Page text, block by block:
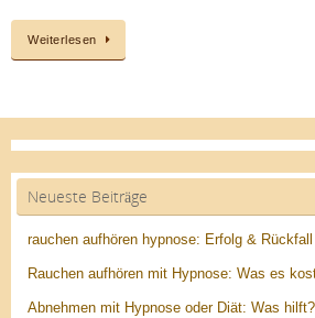
Weiterlesen
Neueste Beiträge
rauchen aufhören hypnose: Erfolg & Rückfall
Rauchen aufhören mit Hypnose: Was es
Abnehmen mit Hypnose oder Diät: Was hilft?